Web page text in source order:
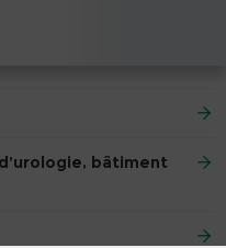
bâtiment